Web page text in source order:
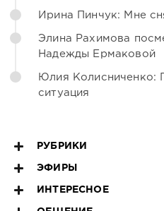
Ирина Пинчук: Мне
Элина Рахимова
Надежды Ермаковой
Юлия Колисниченко:
ситуация
РУБРИКИ
ЭФИРЫ
ИНТЕРЕСНОЕ